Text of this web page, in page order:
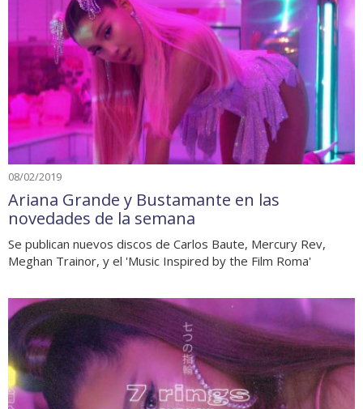
08/02/2019
Ariana Grande y Bustamante en las
novedades de la semana
Se publican nuevos discos de Carlos Baute, Mercury Rev,
Meghan Trainor, y el 'Music Inspired by the Film Roma'